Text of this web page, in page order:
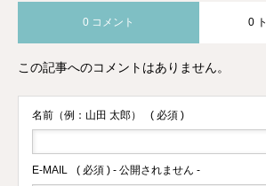
0 コメント 0
この記事へのコメントはありません。
名前（例：山田 太郎） ( 必須 )
E-MAIL ( 必須 ) - 公開されません -